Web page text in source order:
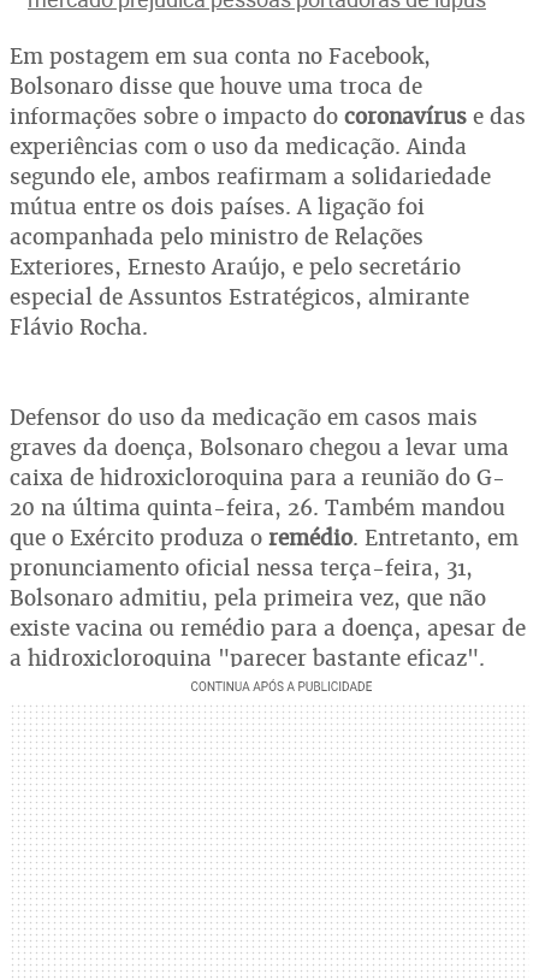
Em postagem em sua conta no Facebook,
Bolsonaro disse que houve uma troca de
informações sobre o impacto do coronavírus e das
experiências com o uso da medicação. Ainda
segundo ele, ambos reafirmam a solidariedade
mútua entre os dois países. A ligação foi
acompanhada pelo ministro de Relações
Exteriores, Ernesto Araújo, e pelo secretário
especial de Assuntos Estratégicos, almirante
Flávio Rocha.
Defensor do uso da medicação em casos mais
graves da doença, Bolsonaro chegou a levar uma
caixa de hidroxicloroquina para a reunião do G-
20 na última quinta-feira, 26. Também mandou
que o Exército produza o remédio. Entretanto, em
pronunciamento oficial nessa terça-feira, 31,
Bolsonaro admitiu, pela primeira vez, que não
existe vacina ou remédio para a doença, apesar de
a hidroxicloroquina "parecer bastante eficaz".